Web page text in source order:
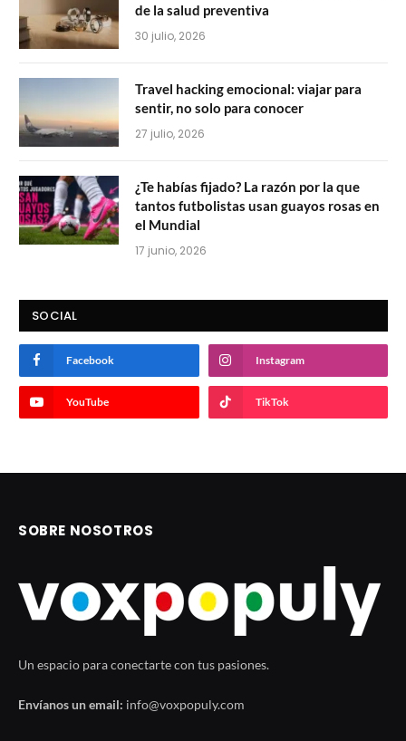
de la salud preventiva
30 julio, 2026
Travel hacking emocional: viajar para
sentir, no solo para conocer
27 julio, 2026
¿Te habías fijado? La razón por la que
tantos futbolistas usan guayos rosas en
el Mundial
17 junio, 2026
SOCIAL
Facebook Instagram
YouTube TikTok
SOBRE NOSOTROS
Un espacio para conectarte con tus pasiones.
Envíanos un email: info@voxpopuly.com